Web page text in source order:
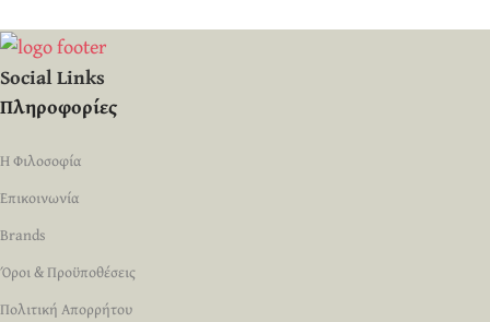
Social Links
Πληροφορίες
Η Φιλοσοφία
Επικοινωνία
Brands
Όροι & Προϋποθέσεις
Πολιτική Απορρήτου